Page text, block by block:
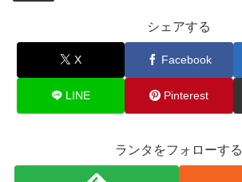
シェアする
X Facebook
LINE Pinterest
ランタをフォローする